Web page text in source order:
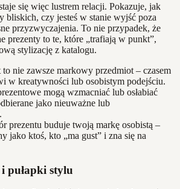
się więc lustrem relacji. Pokazuje, jak
bliskich, czy jesteś w stanie wyjść poza
przyzwyczajenia. To nie przypadek, że
prezenty to te, które „trafiają w punkt”,
stylizację z katalogu.
nie zawsze markowy przedmiot – czasem
w kreatywności lub osobistym podejściu.
mogą wzmacniać lub osłabiać
jako nieuważne lub
prezentu buduje twoją markę osobistą –
jako ktoś, kto „ma gust” i zna się na
i pułapki stylu